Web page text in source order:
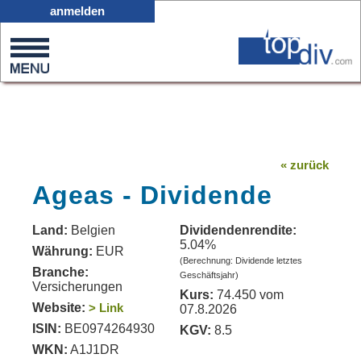
0
on
anmelden
« zurück
Ageas - Dividende
Land: Belgien
Währung: EUR
Branche:
Versicherungen
Website: > Link
ISIN: BE0974264930
WKN: A1J1DR
Dividendenrendite:
5.04%
(Berechnung: Dividende letztes
Geschäftsjahr)
Kurs: 74.450 vom
07.8.2026
KGV: 8.5